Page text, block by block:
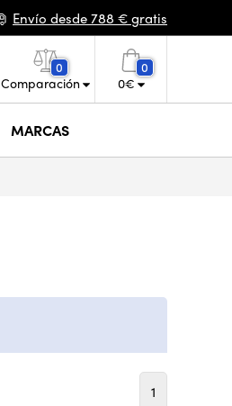
Envío desde 788 € gratis
0
Comparación
0
0€
MARCAS
1